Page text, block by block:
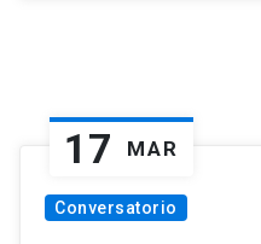
17 MAR
Conversatorio